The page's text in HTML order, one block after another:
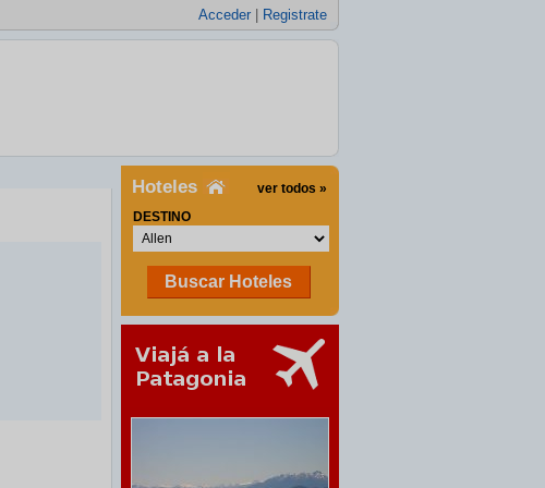
Acceder| Registrate
Hoteles
ver todos »
DESTINO
Buscar Hoteles